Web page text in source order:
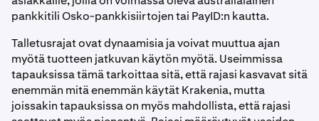
pankkitili Osko-pankkisiirtojen tai PayID:n kautta.
Talletusrajat ovat dynaamisia ja voivat muuttua ajan
myötä tuotteen jatkuvan käytön myötä. Useimmissa
tapauksissa tämä tarkoittaa sitä, että rajasi kasvavat sitä
enemmän mitä enemmän käytät Krakenia, mutta
joissakin tapauksissa on myös mahdollista, että rajasi